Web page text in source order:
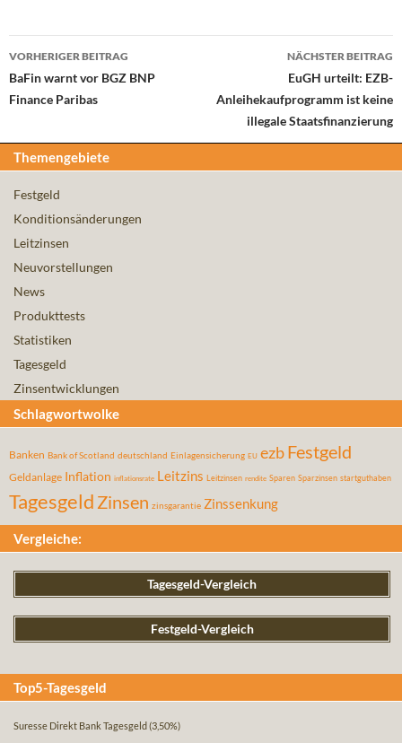
Beitrags-
Navigation
VORHERIGER BEITRAG
BaFin warnt vor BGZ BNP
Finance Paribas
NÄCHSTER BEITRAG
EuGH urteilt: EZB-
Anleihekaufprogramm ist keine
illegale Staatsfinanzierung
Themengebiete
Festgeld
Konditionsänderungen
Leitzinsen
Neuvorstellungen
News
Produkttests
Statistiken
Tagesgeld
Zinsentwicklungen
Schlagwortwolke
Banken Bank of Scotland deutschland Einlagensicherung EU ezbFestgeld
Geldanlage Inflation inflationsrate Leitzins Leitzinsen rendite Sparen Sparzinsen startguthaben
Tagesgeld Zinsen zinsgarantie Zinssenkung
Vergleiche:
Tagesgeld-Vergleich
Festgeld-Vergleich
Top5-Tagesgeld
Suresse Direkt Bank Tagesgeld (3,50%)